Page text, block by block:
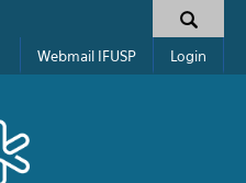
de busca
Webmail IFUSP Login